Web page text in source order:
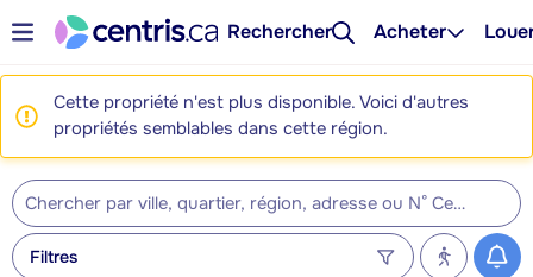
Rechercher Acheter
Cette propriété n'est plus disponible. Voici d'autres
propriétés semblables dans cette région.
Filtres